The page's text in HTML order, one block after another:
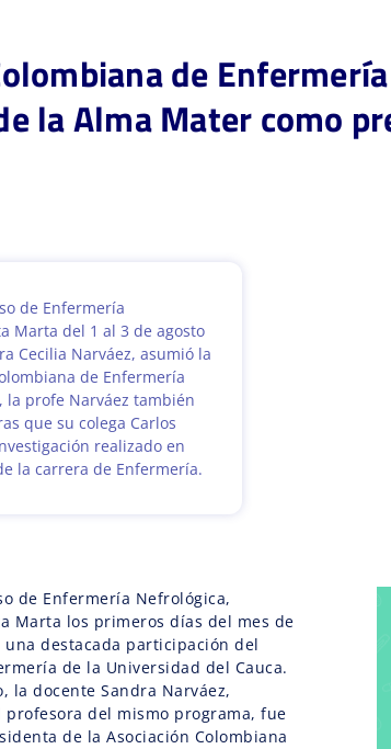
de
la Alma Mater como
de Enfermería
Marta del 1 al 3 de agosto
Cecilia Narváez, asumió la
de Enfermería
la profe Narváez también
que su colega Carlos
realizado en
la carrera de Enfermería.
de Enfermería Nefrológica,
Marta los primeros días del mes de
una destacada participación del
de la Universidad del Cauca.
la docente Sandra Narváez,
profesora del mismo programa, fue
de la Asociación Colombiana